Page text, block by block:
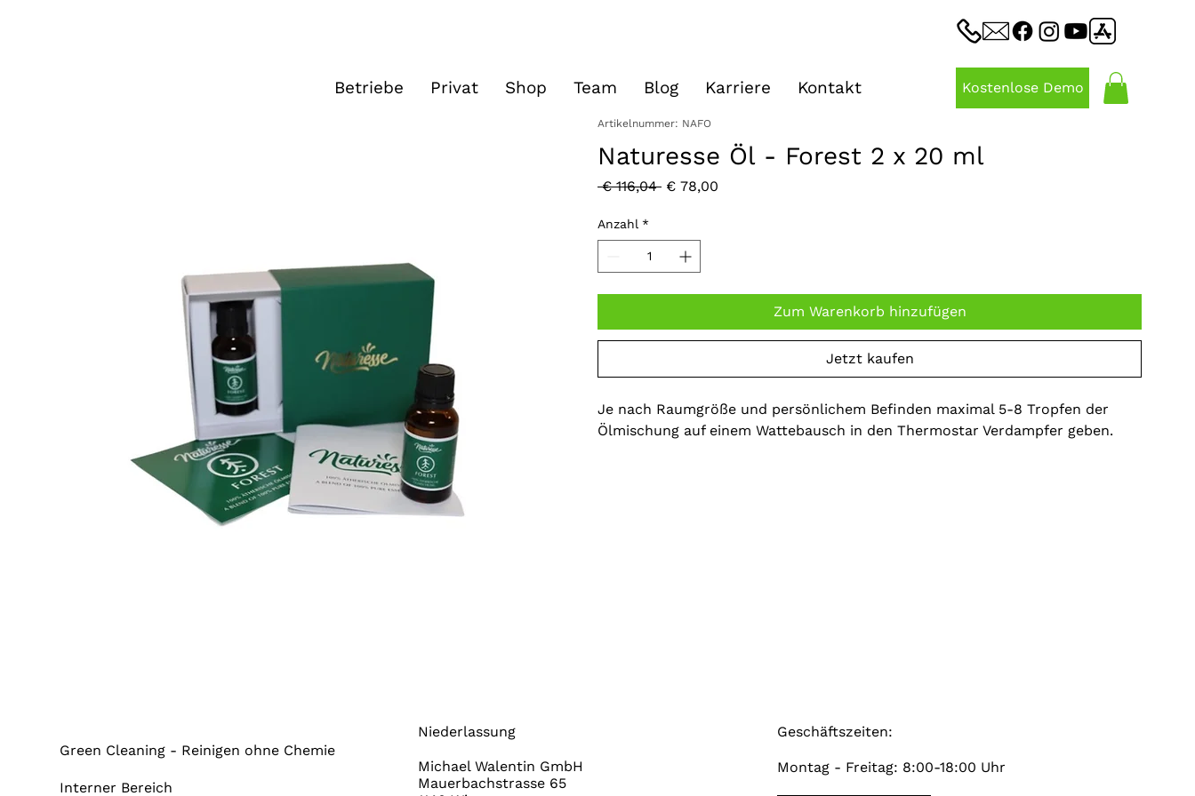
Betriebe Privat Shop Team Blog Karriere Kontakt Kostenlose Demo
Artikelnummer: NAFO
Naturesse Öl - Forest 2 x 20 ml
€ 116,04 Standardpreis
€ 78,00
Anzahl *
Zum Warenkorb hinzufügen
Jetzt kaufen
Je nach Raumgröße und persönlichem Befinden maximal 5-8 Tropfen der
Ölmischung auf einem Wattebausch in den Thermostar Verdampfer geben.
Niederlassung
Michael Walentin GmbH
Mauerbachstrasse 65
Green Cleaning - Reinigen ohne Chemie
Interner Bereich
Geschäftszeiten:
Montag - Freitag: 8:00-18:00 Uhr